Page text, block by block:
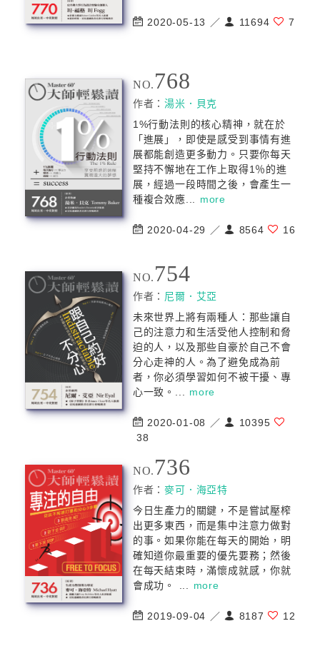
2020-05-13 ／ 11694 7
NO. 768
作者：湯米．貝克
1%行動法則的核心精神，就在於
「進展」，即使是感受到事情有進
展都能創造更多動力。只要你每天
堅持不懈地在工作上取得1％的進
展，經過一段時間之後，會產生一
種複合效應... more
2020-04-29 ／ 8564 16
NO. 754
作者： 尼爾．艾亞
未來世界上將有兩種人：那些讓自
己的注意力和生活受他人控制和脅
迫的人，以及那些自豪於自己不會
分心走神的人。為了避免成為前
者，你必須學習如何不被干擾、專
心一致。... more
2020-01-08 ／
10395
38
NO. 736
作者：麥可．海亞特
今日生產力的關鍵，不是嘗試壓榨
出更多東西，而是集中注意力做對
的事。如果你能在每天的開始，明
確知道你最重要的優先要務；然後
在每天結束時，滿懷成就感，你就
會成功。 ... more
2019-09-04 ／ 8187 12